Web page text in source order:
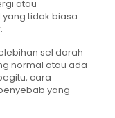
atau
tidak biasa
sel darah
normal atau ada
cara
yang